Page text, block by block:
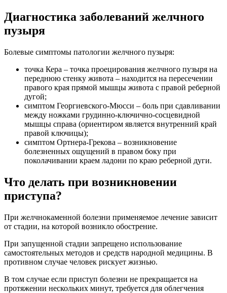
Диагностика заболеваний желчного
пузыря
Болевые симптомы патологии желчного пузыря:
точка Кера – точка проецирования желчного пузыря на
переднюю стенку живота – находится на пересечении
правого края прямой мышцы живота с правой реберной
дугой;
симптом Георгиевского-Мюсси – боль при сдавливании
между ножками грудинно-ключично-сосцевидной
мышцы справа (ориентиром является внутренний край
правой ключицы);
симптом Ортнера-Грекова – возникновение
болезненных ощущений в правом боку при
поколачивании краем ладони по краю реберной дуги.
Что делать при возникновении
приступа?
При желчнокаменной болезни применяемое лечение зависит
от стадии, на которой возникло обострение.
При запущенной стадии запрещено использование
самостоятельных методов и средств народной медицины. В
противном случае человек рискует жизнью.
В том случае если приступ болезни не прекращается на
протяжении нескольких минут, требуется для облегчения